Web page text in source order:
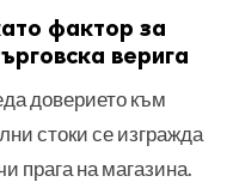
фактор за
верига
доверието към
стоки се изгражда
прага на магазина.